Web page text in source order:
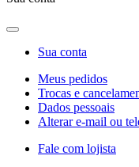
Sua conta
Meus pedidos
Trocas e
Dados pessoais
Alterar e-mail ou
Fale com lojista